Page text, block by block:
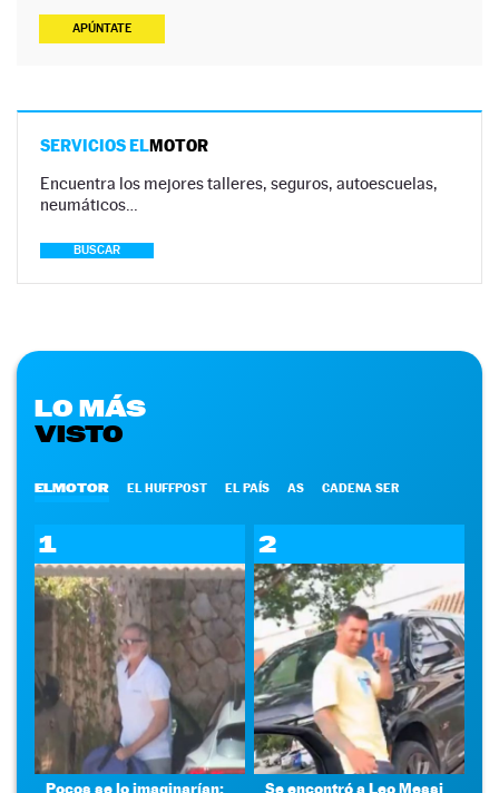
APÚNTATE
SERVICIOS ELMOTOR
Encuentra los mejores talleres, seguros, autoescuelas,
neumáticos…
BUSCAR
LO MÁS
VISTO
ELMOTOR EL HUFFPOST EL PAÍS AS CADENA SER
1
Pocos se lo imaginarían:
2
Se encontró a Leo Messi